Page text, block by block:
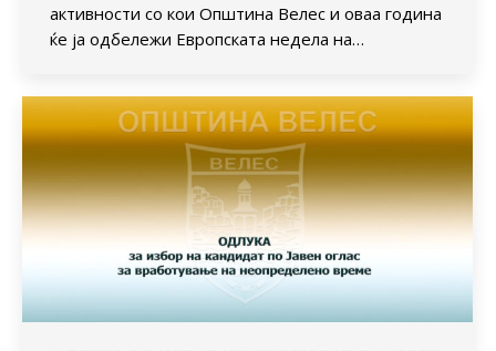
активности со кои Општина Велес и оваа година
ќе ја одбележи Европската недела на…